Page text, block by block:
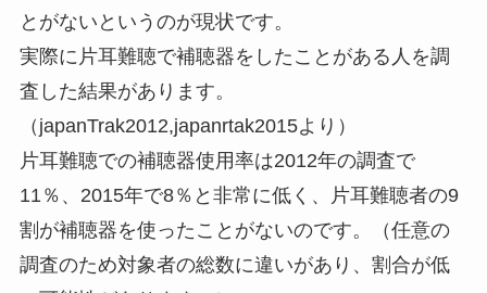
とがないというのが現状です。
実際に片耳難聴で補聴器をしたことがある人を調
査した結果があります。
（japanTrak2012,japanrtak2015より）
片耳難聴での補聴器使用率は2012年の調査で
11％、2015年で8％と非常に低く、片耳難聴者の9
割が補聴器を使ったことがないのです。（任意の
調査のため対象者の総数に違いがあり、割合が低